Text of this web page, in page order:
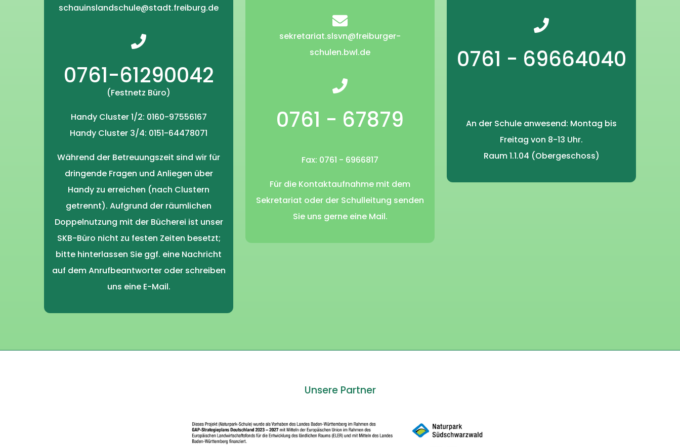
schauinslandschule@stadt.freiburg.de
0761-61290042
(Festnetz Büro)
Handy Cluster 1/2: 0160-97556167
Handy Cluster 3/4: 0151-64478071
Während der Betreuungszeit sind wir für
dringende Fragen und Anliegen über
Handy zu erreichen (nach Clustern
getrennt). Aufgrund der räumlichen
Doppelnutzung mit der Bücherei ist unser
SKB-Büro nicht zu festen Zeiten besetzt;
bitte hinterlassen Sie ggf. eine Nachricht
auf dem Anrufbeantworter oder schreiben
uns eine E-Mail.
sekretariat.slsvn@freiburger-
schulen.bwl.de
0761 - 67879
Fax: 0761 - 6966817
Für die Kontaktaufnahme mit dem
Sekretariat oder der Schulleitung senden
Sie uns gerne eine Mail.
0761 - 69664040
An der Schule anwesend: Montag bis
Freitag von 8-13 Uhr.
Raum 1.1.04 (Obergeschoss)
Unsere Partner